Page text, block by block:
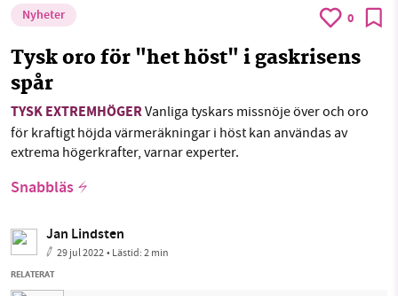
Nyheter 0
Tysk oro för "het höst" i gaskrisens
spår
TYSK EXTREMHÖGERVanliga tyskars missnöje över och oro
för kraftigt höjda värmeräkningar i höst kan användas av
extrema högerkrafter, varnar experter.
Snabbläs
Jan Lindsten
29 jul 2022• Lästid:2 min
RELATERAT